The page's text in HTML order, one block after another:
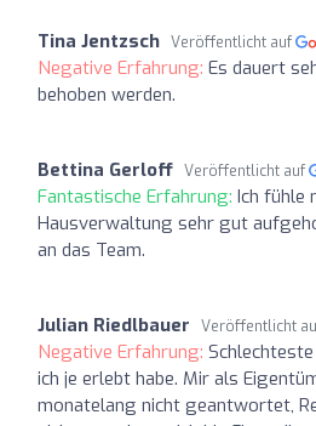
Tina Jentzsch Veröffentlicht auf
Negative Erfahrung: Es dauert
behoben werden.
Bettina Gerloff Veröffentlicht auf
Fantastische Erfahrung: Ich fühle
Hausverwaltung sehr gut
an das Team.
Julian Riedlbauer Veröffentlicht
Negative Erfahrung:
ich je erlebt habe. Mir als
monatelang nicht geantwortet,